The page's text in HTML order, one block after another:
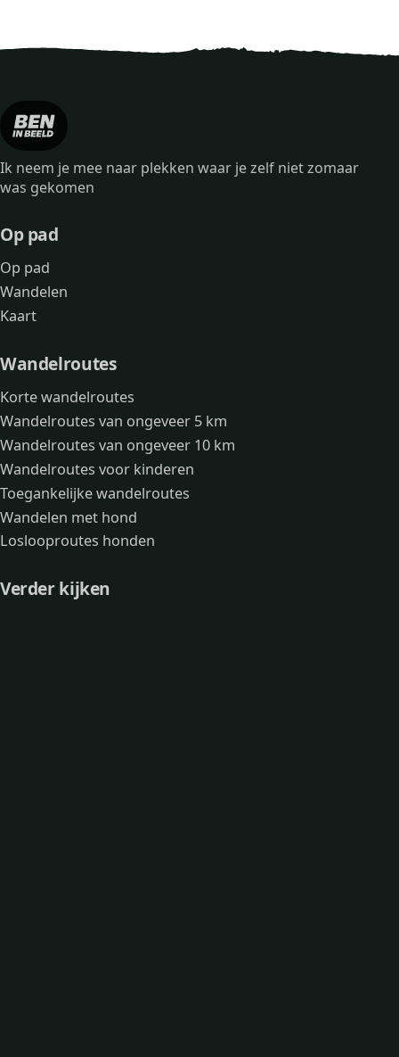
Ik neem je mee naar plekken waar je zelf niet zomaar
was gekomen
Op pad
Op pad
Wandelen
Kaart
Wandelroutes
Korte wandelroutes
Wandelroutes van ongeveer 5 km
Wandelroutes van ongeveer 10 km
Wandelroutes voor kinderen
Toegankelijke wandelroutes
Wandelen met hond
Loslooproutes honden
Verder kijken